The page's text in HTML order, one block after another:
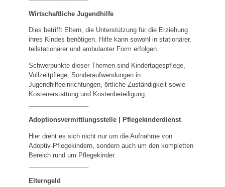
Wirtschaftliche Jugendhilfe
Dies betrifft Eltern, die Unterstützung für die Erziehung
ihres Kindes benötigen. Hilfe kann sowohl in stationärer,
teilstationärer und ambulanter Form erfolgen.
Schwerpunkte dieser Themen sind Kindertagespflege,
Vollzeitpflege, Sonderaufwendungen in
Jugendhilfeeinrichtungen, örtliche Zuständigkeit sowie
Kostenerstattung und Kostenbeteiligung.
Adoptionsvermittlungsstelle | Pflegekinderdienst
Hier dreht es sich nicht nur um die Aufnahme von
Adoptiv-Pflegekindern, sondern auch um den kompletten
Bereich rund um Pflegekinder.
Elterngeld